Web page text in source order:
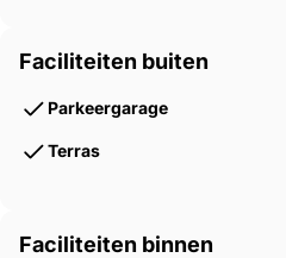
Faciliteiten buiten
Parkeergarage
Terras
Faciliteiten binnen